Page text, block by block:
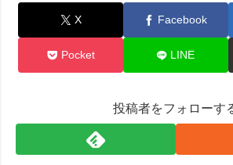
X Facebook
Pocket LINE
投稿者をフォローす